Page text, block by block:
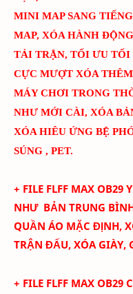
MINI MAP SANG
MAP, XÓA HÀNH
TẢI TRẬN, TỐI ƯU
CỰC MƯỢT XÓA
MÁY CHƠI TRONG
NHƯ MỚI CÀI, XÓA
XÓA HIÊU ỨNG BỆ
SÚNG , PET.
+ FILE FLFF MAX OB29
NHƯ BẢN TRUNG
QUẦN ÁO MẶC ĐỊNH,
TRẬN ĐẤU, XÓA GIÀY,
+ FILE FLFF MAX OB29